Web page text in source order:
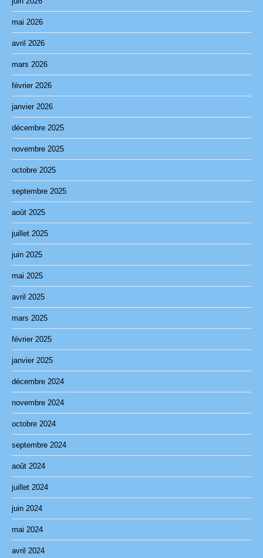
mai 2026
avril 2026
mars 2026
février 2026
janvier 2026
décembre 2025
novembre 2025
octobre 2025
septembre 2025
août 2025
juillet 2025
juin 2025
mai 2025
avril 2025
mars 2025
février 2025
janvier 2025
décembre 2024
novembre 2024
octobre 2024
septembre 2024
août 2024
juillet 2024
juin 2024
mai 2024
avril 2024